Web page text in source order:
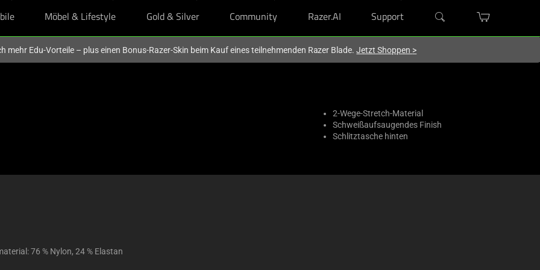
Möbel & Lifestyle Gold & Silver Community Razer.AI Support
mehr Edu-Vorteile – plus einen Bonus-Razer-Skin beim Kauf eines teilnehmenden Razer Blade.Jetzt Shoppen >
2-Wege-Stretch-Material
Schweißaufsaugendes Finish
Schlitztasche hinten
76 % Nylon, 24 % Elastan